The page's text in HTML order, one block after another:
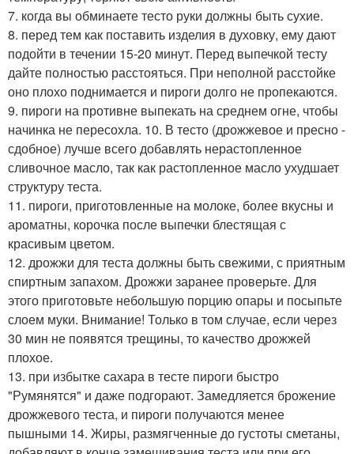
7. когда вы обминаете тесто руки должны быть сухие.
8. перед тем как поставить изделия в духовку, ему дают
подойти в течении 15-20 минут. Перед выпечкой тесту
дайте полностью расстояться. При неполной расстойке
оно плохо поднимается и пироги долго не пропекаются.
9. пироги на противне выпекать на среднем огне, чтобы
начинка не пересохла. 10. В тесто (дрожжевое и пресно -
сдобное) лучше всего добавлять нерастопленное
сливочное масло, так как растопленное масло ухудшает
структуру теста.
11. пироги, приготовленные на молоке, более вкусны и
ароматны, корочка после выпечки блестящая с
красивым цветом.
12. дрожжи для теста должны быть свежими, с приятным
спиртным запахом. Дрожжи заранее проверьте. Для
этого приготовьте небольшую порцию опары и посыпьте
слоем муки. Внимание! Только в том случае, если через
30 мин не появятся трещины, то качество дрожжей
плохое.
13. при избытке сахара в тесте пироги быстро
"Румянятся" и даже подгорают. Замедляется брожение
дрожжевого теста, и пироги получаются менее
пышными 14. Жиры, размягченные до густоты сметаны,